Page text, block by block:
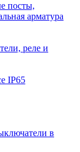
посты,
арматура
реле и
IP65
в